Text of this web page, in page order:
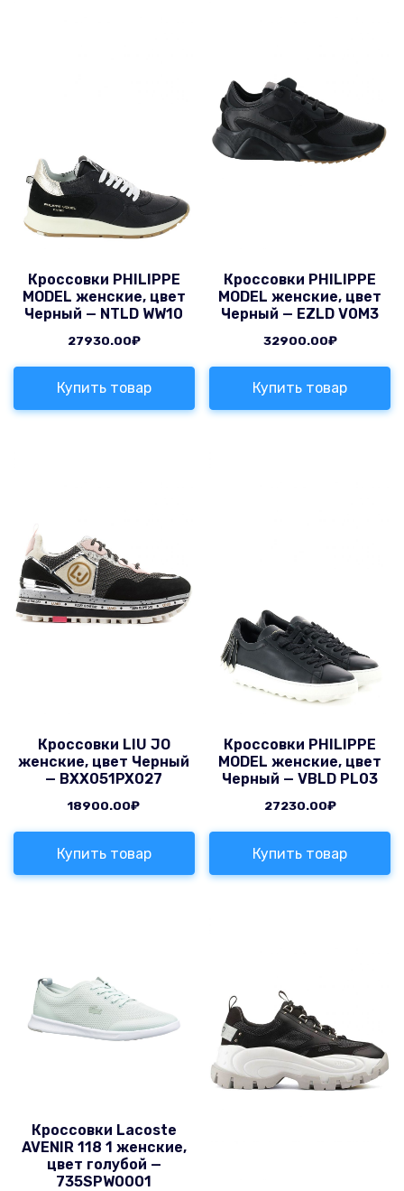
Кроссовки PHILIPPE
MODEL женские, цвет
Черный — NTLD WW10
27930.00₽
Купить товар
Кроссовки PHILIPPE
MODEL женские, цвет
Черный — EZLD V0M3
32900.00₽
Купить товар
Кроссовки LIU JO
женские, цвет Черный
— BXX051PX027
18900.00₽
Купить товар
Кроссовки PHILIPPE
MODEL женские, цвет
Черный — VBLD PL03
27230.00₽
Купить товар
Кроссовки Lacoste
AVENIR 118 1 женские,
цвет голубой —
735SPW0001